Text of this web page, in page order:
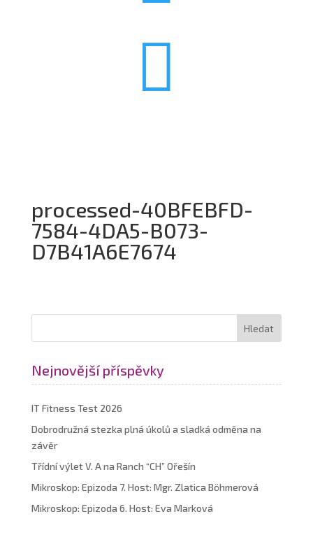

processed-40BFEBFD-
7584-4DA5-B073-
D7B41A6E7674
Nejnovější příspěvky
IT Fitness Test 2026
Dobrodružná stezka plná úkolů a sladká odměna na
závěr
Třídní výlet V. A na Ranch “CH” Ořešín
Mikroskop: Epizoda 7. Host: Mgr. Zlatica Böhmerová
Mikroskop: Epizoda 6. Host: Eva Marková